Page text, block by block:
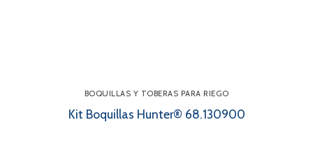
BOQUILLAS Y TOBERAS PARA RIEGO
Kit Boquillas Hunter® 68.130900